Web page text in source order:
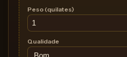
Peso (quilates)
Qualidade